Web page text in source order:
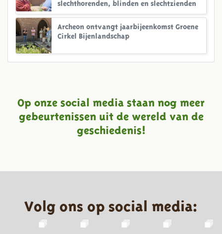
slechthorenden, blinden en slechtzienden
Archeon ontvangt jaarbijeenkomst Groene
Cirkel Bijenlandschap
Op onze social media staan nog meer
gebeurtenissen uit de wereld van de
geschiedenis!
Volg ons op social media: